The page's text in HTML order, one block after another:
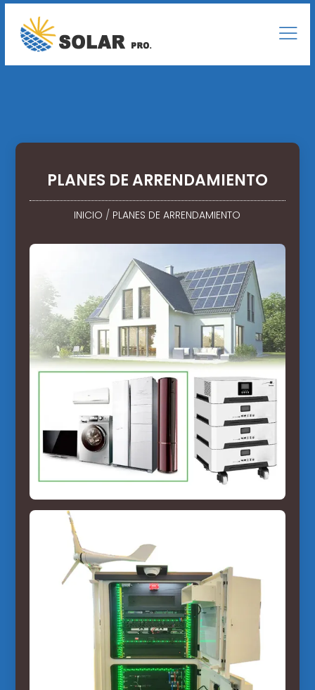
PLANES DE ARRENDAMIENTO
INICIO / PLANES DE ARRENDAMIENTO